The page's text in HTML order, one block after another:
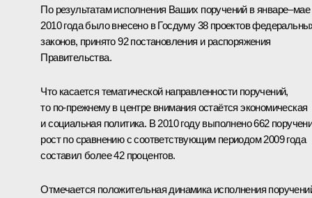
По результатам исполнения Ваших поручений в январе–мае
2010 года было внесено в Госдуму 38 проектов
законов, принято 92 постановления и распоряжения
Правительства.
Что касается тематической направленности поручений,
то по‑прежнему в центре внимания остаётся экономическая
и социальная политика. В 2010 году выполнено 662
рост по сравнению с соответствующим периодом 2009 года
составил более 42 процентов.
Отмечается положительная динамика исполнения